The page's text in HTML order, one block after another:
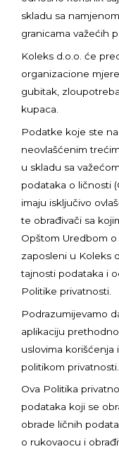
skladu sa
granicama važećih
Koleks d.o.o. će
organizacione
gubitak,
kupaca.
Podatke koje ste
neovlašćenim
u skladu sa
podataka o ličnosti
imaju isključivo
te obrađivači sa
Opštom Uredbom
zaposleni u Koleks
tajnosti podataka i
Politike privatnosti.
Podrazumijevamo
aplikaciju
uslovima korišćenja
politikom privatnosti.
Ova Politika
podataka koji se
obrade ličnih
o rukovaocu i